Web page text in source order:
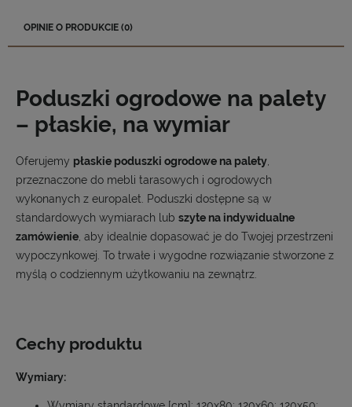
OPINIE O PRODUKCIE (0)
Poduszki ogrodowe na palety
– płaskie, na wymiar
Oferujemy płaskie poduszki ogrodowe na palety,
przeznaczone do mebli tarasowych i ogrodowych
wykonanych z europalet. Poduszki dostępne są w
standardowych wymiarach lub szyte na indywidualne
zamówienie, aby idealnie dopasować je do Twojej przestrzeni
wypoczynkowej. To trwałe i wygodne rozwiązanie stworzone z
myślą o codziennym użytkowaniu na zewnątrz.
Cechy produktu
Wymiary: